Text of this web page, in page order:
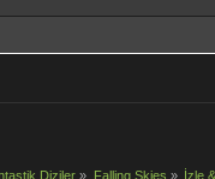
Diziler » Falling Skies » İzle